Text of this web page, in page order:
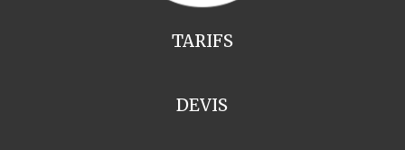
TARIFS
DEVIS